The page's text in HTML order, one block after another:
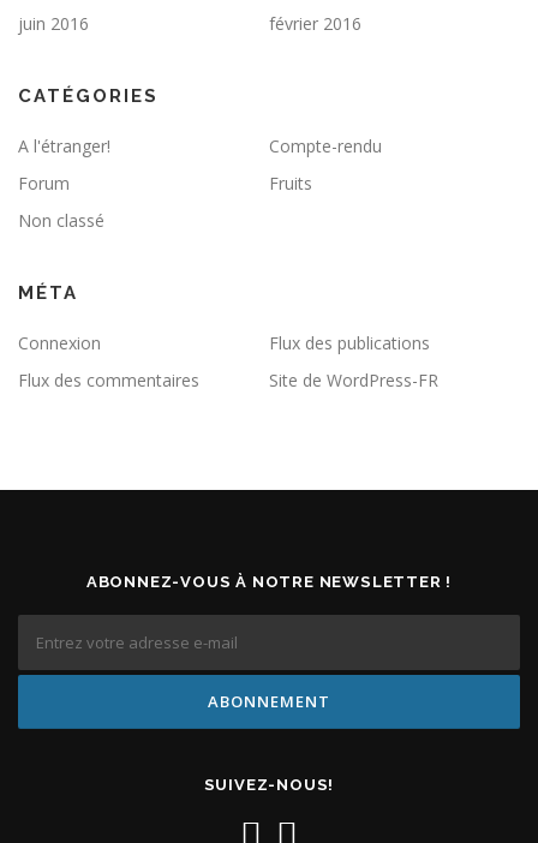
juin 2016
février 2016
CATÉGORIES
A l'étranger!
Compte-rendu
Forum
Fruits
Non classé
MÉTA
Connexion
Flux des publications
Flux des commentaires
Site de WordPress-FR
ABONNEZ-VOUS À NOTRE NEWSLETTER !
SUIVEZ-NOUS!